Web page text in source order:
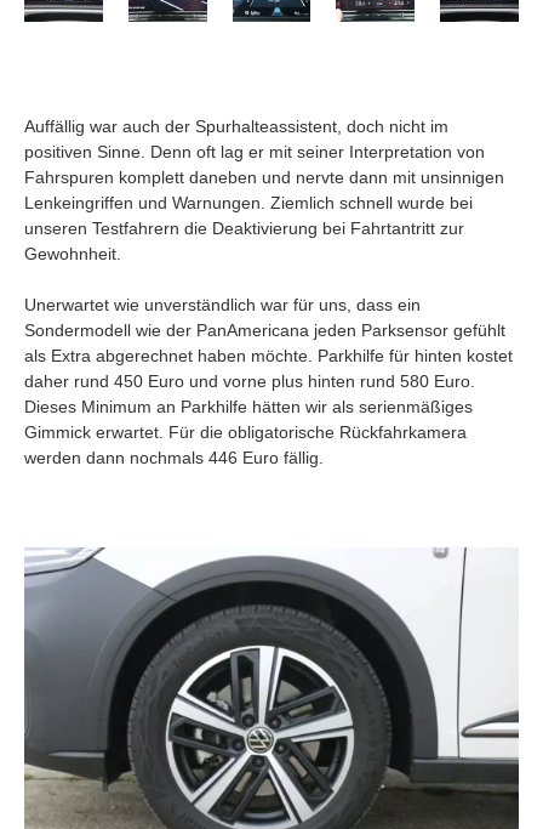
Auffällig war auch der Spurhalteassistent, doch nicht im
positiven Sinne. Denn oft lag er mit seiner Interpretation von
Fahrspuren komplett daneben und nervte dann mit unsinnigen
Lenkeingriffen und Warnungen. Ziemlich schnell wurde bei
unseren Testfahrern die Deaktivierung bei Fahrtantritt zur
Gewohnheit.
Unerwartet wie unverständlich war für uns, dass ein
Sondermodell wie der PanAmericana jeden Parksensor gefühlt
als Extra abgerechnet haben möchte. Parkhilfe für hinten kostet
daher rund 450 Euro und vorne plus hinten rund 580 Euro.
Dieses Minimum an Parkhilfe hätten wir als serienmäßiges
Gimmick erwartet. Für die obligatorische Rückfahrkamera
werden dann nochmals 446 Euro fällig.